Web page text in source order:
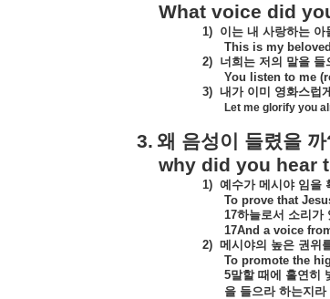
What voice did
1) 이는 내 사랑하는 아
This is my
2) 너희는 저의 말을 들
You listen to me
3) 내가 이미 영화스럽게
Let me glorify you
3. 왜 음성이 들렸을 까
why did you hear
1) 예수가 메시야 임을
To prove that
17하늘로서 소리가
17And a voice
2) 메시야의 높은 권위
To promote the
5말할 때에 홀연히
을 들으라 하는지라